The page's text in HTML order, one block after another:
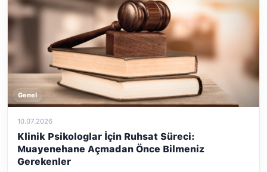
Genel
10.07.2026
Klinik Psikologlar İçin Ruhsat Süreci:
Muayenehane Açmadan Önce Bilmeniz
Gerekenler